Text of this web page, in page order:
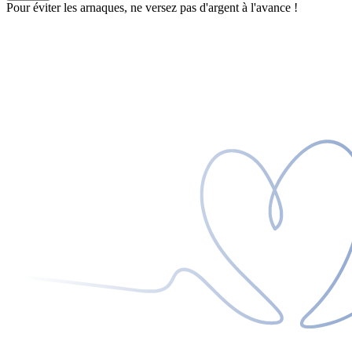
Pour éviter les arnaques, ne versez pas d'argent à l'avance !